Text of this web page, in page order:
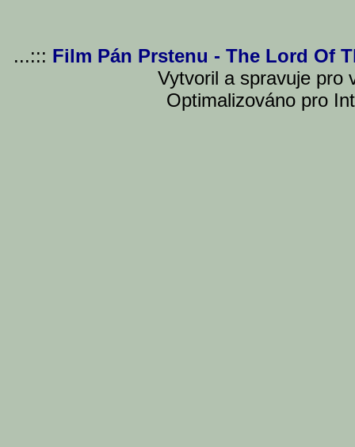
...::: Film Pán Prstenu - The Lord Of
Vytvoril a spravuje pro
Optimalizováno pro